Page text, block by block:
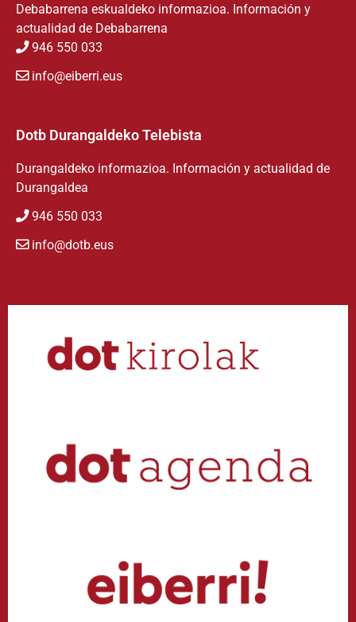
Debabarrena eskualdeko informazioa. Información y
actualidad de Debabarrena
946 550 033
info@eiberri.eus
Dotb Durangaldeko Telebista
Durangaldeko informazioa. Información y actualidad de
Durangaldea
946 550 033
info@dotb.eus